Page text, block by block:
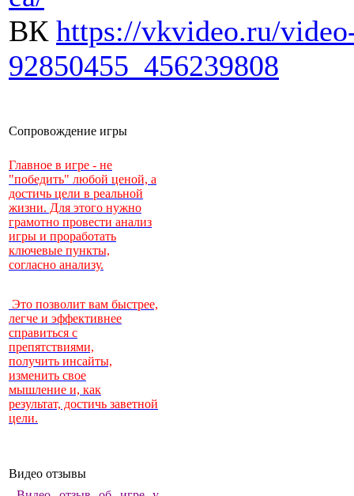
ВК https://vkvideo.ru/
92850455_456239808
Сопровождение игры
Главное в игре - не
"победить" любой ценой, а
достичь цели в реальной
жизни. Для этого нужно
грамотно провести анализ
игры и проработать
ключевые пункты,
согласно анализу.
Это позволит вам быстрее,
легче и эффективнее
справиться с
препятствиями,
получить инсайты,
изменить свое
мышление и, как
результат, достичь заветной
цели.
Видео отзывы